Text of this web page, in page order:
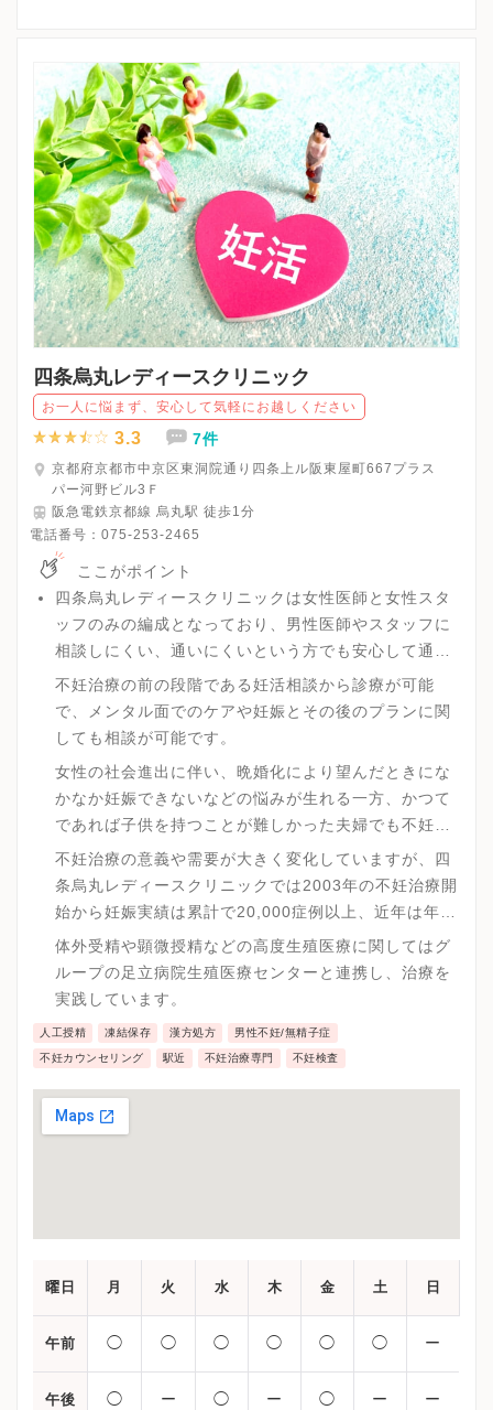
四条烏丸レディースクリニック
お一人に悩まず、安心して気軽にお越しください
3.3 7件
京都府京都市中京区東洞院通り四条上ル阪東屋町667プラス
パー河野ビル3Ｆ
阪急電鉄京都線 烏丸駅 徒歩1分
電話番号： 075-253-2465
ここがポイント
四条烏丸レディースクリニックは女性医師と女性スタ
ッフのみの編成となっており、男性医師やスタッフに
相談しにくい、通いにくいという方でも安心して通う
事が可能です。
不妊治療の前の段階である妊活相談から診療が可能
で、メンタル面でのケアや妊娠とその後のプランに関
しても相談が可能です。
女性の社会進出に伴い、晩婚化により望んだときにな
かなか妊娠できないなどの悩みが生れる一方、かつて
であれば子供を持つことが難しかった夫婦でも不妊治
療で妊娠が可能になっています。
不妊治療の意義や需要が大きく変化していますが、四
条烏丸レディースクリニックでは2003年の不妊治療開
始から妊娠実績は累計で20,000症例以上、近年は年間
で1,500症例以上を達成しています。
体外受精や顕微授精などの高度生殖医療に関してはグ
ループの足立病院生殖医療センターと連携し、治療を
実践しています。
人工授精 凍結保存 漢方処方 男性不妊/無精子症
不妊カウンセリング 駅近 不妊治療専門 不妊検査
曜日 月 火 水 木 金 土 日
午前 ◯ ◯ ◯ ◯ ◯ ◯ ー
午後 ◯ ー ◯ ー ◯ ー ー